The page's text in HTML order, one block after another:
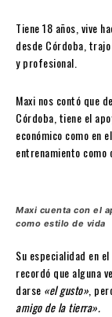
Tiene 18 años, vive
desde Córdoba,
y profesional.
Maxi nos contó que
Córdoba, tiene el
económico como en
entrenamiento
Maxi cuenta con el
como estilo de vida
Su especialidad en
recordó que alguna
darse «el gusto»,
amigo de la tierra».